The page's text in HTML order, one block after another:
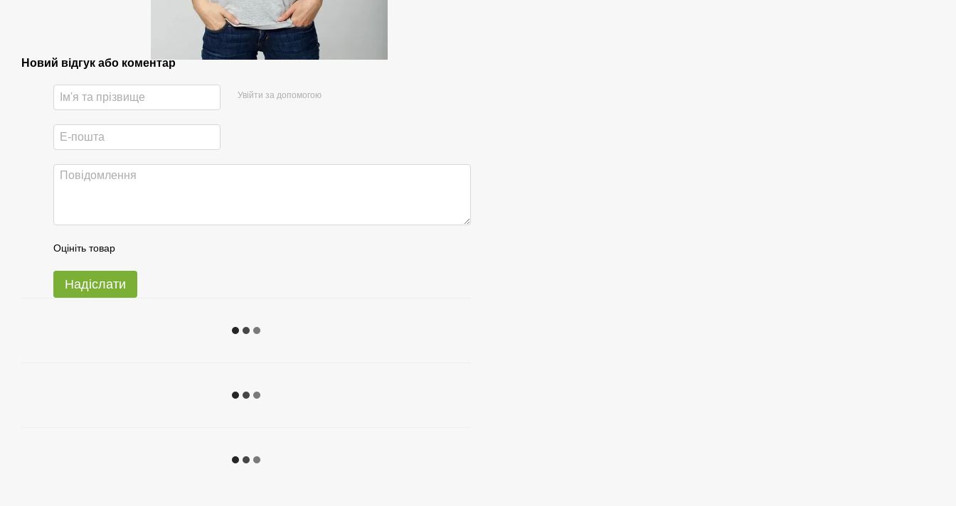
Новий відгук або коментар
Увійти за допомогою
Оцініть товар
Надіслати